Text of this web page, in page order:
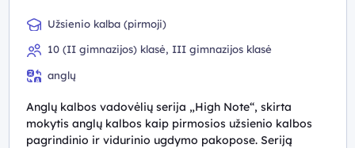
Užsienio kalba (pirmoji)
10 (II gimnazijos) klasė, III gimnazijos klasė
anglų
Anglų kalbos vadovėlių serija „High Note“, skirta
mokytis anglų kalbos kaip pirmosios užsienio kalbos
pagrindinio ir vidurinio ugdymo pakopose. Seriją